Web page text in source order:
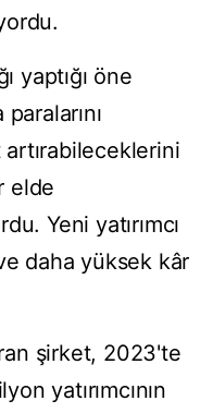
yaptığı öne
artırabileceklerini
elde
Yeni yatırımcı
daha yüksek kâr
şirket, 2023'te
yatırımcının